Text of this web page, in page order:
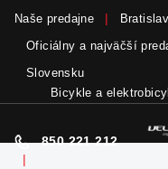
Naše predajne
Oficiálny a najväčší
Slovensku
Bicykle a
850 221 212
|